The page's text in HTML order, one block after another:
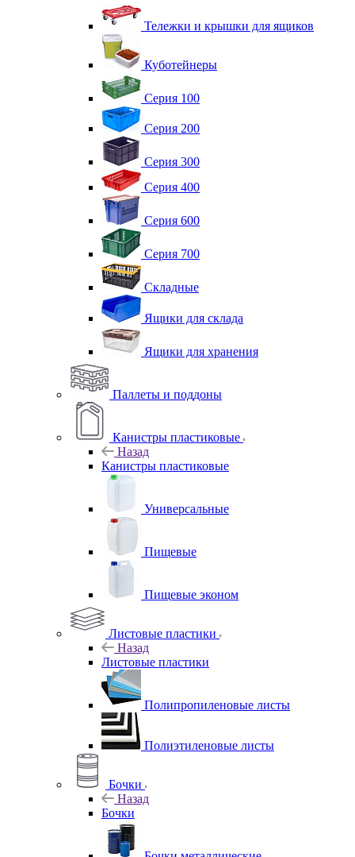
Тележки и крышки для ящиков
Куботейнеры
Серия 100
Серия 200
Серия 300
Серия 400
Серия 600
Серия 700
Складные
Ящики для склада
Ящики для хранения
Паллеты и поддоны
Канистры пластиковые
Назад
Канистры пластиковые
Универсальные
Пищевые
Пищевые эконом
Листовые пластики
Назад
Листовые пластики
Полипропиленовые листы
Полиэтиленовые листы
Бочки
Назад
Бочки